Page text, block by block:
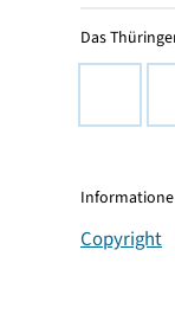
Das
Copyright